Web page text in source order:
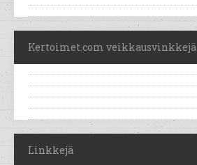
Kertoimet.com veikkausvinkkejä
Linkkejä